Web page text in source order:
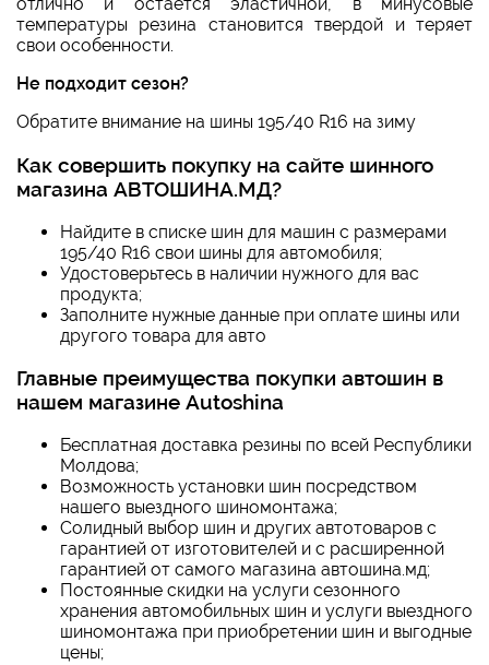
температуры резина становится твердой и теряет
свои особенности.
Не подходит сезон?
Обратите внимание на шины 195/40 R16 на зиму
Как совершить покупку на сайте шинного
магазина АВТОШИНА.МД?
Найдите в списке шин для машин с размерами
195/40 R16 свои шины для автомобиля;
Удостоверьтесь в наличии нужного для вас
продукта;
Заполните нужные данные при оплате шины или
другого товара для авто
Главные преимущества покупки автошин в
нашем магазине Autoshina
Бесплатная доставка резины по всей Республики
Молдова;
Возможность установки шин посредством
нашего выездного шиномонтажа;
Солидный выбор шин и других автотоваров с
гарантией от изготовителей и с расширенной
гарантией от самого магазина автошина.мд;
Постоянные скидки на услуги сезонного
хранения автомобильных шин и услуги выездного
шиномонтажа при приобретении шин и выгодные
цены;